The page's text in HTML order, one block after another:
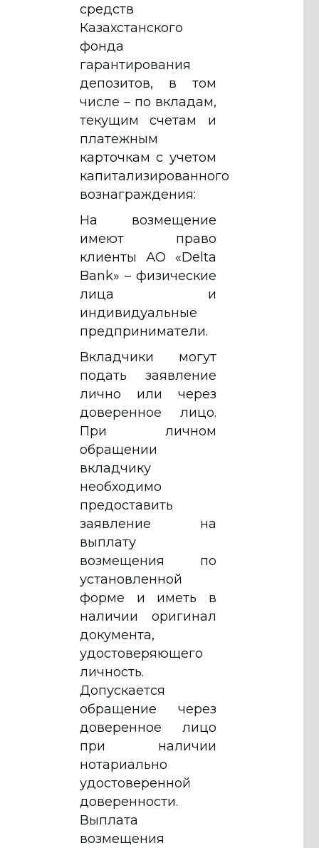
средств
Казахстанского
фонда
гарантирования
депозитов, в том
числе – по вкладам,
текущим счетам и
платежным
карточкам с учетом
капитализированного
вознаграждения:
На возмещение
имеют право
клиенты АО «Delta
Bank» – физические
лица и
индивидуальные
предприниматели.
Вкладчики могут
подать заявление
лично или через
доверенное лицо.
При личном
обращении
вкладчику
необходимо
предоставить
заявление на
выплату
возмещения по
установленной
форме и иметь в
наличии оригинал
документа,
удостоверяющего
личность.
Допускается
обращение через
доверенное лицо
при наличии
нотариально
удостоверенной
доверенности.
Выплата
возмещения